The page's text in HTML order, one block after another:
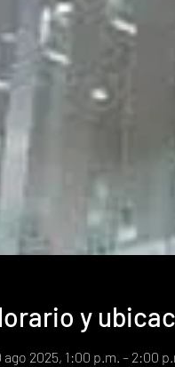
y
ago 2025, 1:00 p.m. – 2:00